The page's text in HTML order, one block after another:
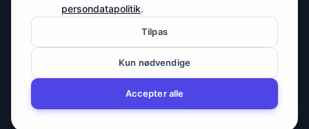
Peter Bangs Vej 153, 2000 Frederiksberg
© 2026 cctvengros.dk — En del af Spyman.dk. Alle rettigheder
CVR: 30605675
persondatapolitik.
Tilpas
Kun nødvendige
Accepter alle